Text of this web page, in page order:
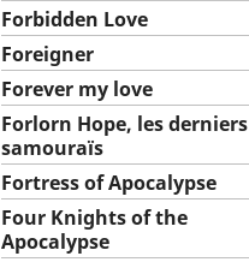
Forbidden Love
Foreigner
Forever my love
Forlorn Hope, les derniers
samouraïs
Fortress of Apocalypse
Four Knights of the
Apocalypse